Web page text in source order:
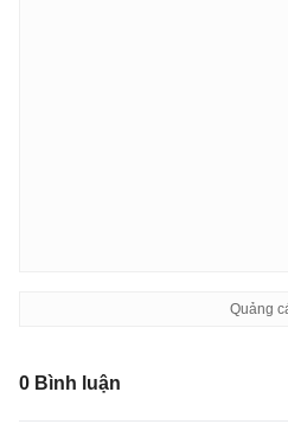
0 Bình luận